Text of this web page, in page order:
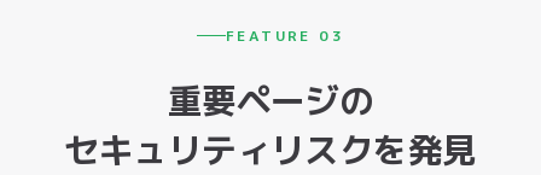
FEATURE 03
重要ページの
セキュリティリスクを発見